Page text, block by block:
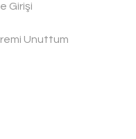
Girişi
Unuttum